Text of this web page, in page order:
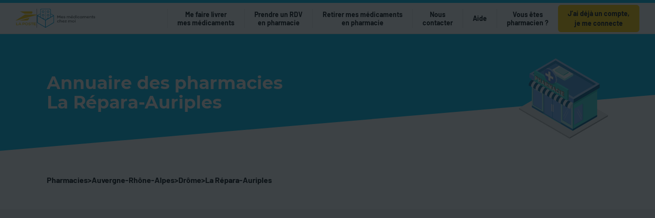
Me faire livrer
mes médicaments
Prendre un RDV
en pharmacie
Retirer mes médicaments
en pharmacie
Nous
contacter
Aide
Vous êtes
pharmacien ?
J’ai déjà un compte,
je me connecte
Annuaire des pharmacies
La Répara-Auriples
Pharmacies>Auvergne-Rhône-Alpes>Drôme>La Répara-Auriples